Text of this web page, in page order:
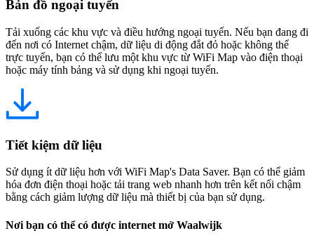
Bản đồ ngoại tuyến
Tải xuống các khu vực và điều hướng ngoại tuyến. Nếu bạn đang đi
đến nơi có Internet chậm, dữ liệu di động đắt đỏ hoặc không thể
trực tuyến, bạn có thể lưu một khu vực từ WiFi Map vào điện thoại
hoặc máy tính bảng và sử dụng khi ngoại tuyến.
Tiết kiệm dữ liệu
Sử dụng ít dữ liệu hơn với WiFi Map's Data Saver. Bạn có thể giảm
hóa đơn điện thoại hoặc tải trang web nhanh hơn trên kết nối chậm
bằng cách giảm lượng dữ liệu mà thiết bị của bạn sử dụng.
Nơi bạn có thể có được internet mở Waalwijk